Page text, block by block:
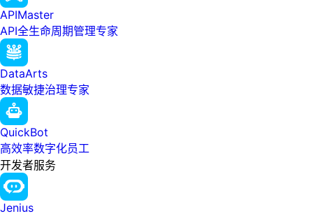
APIMaster
API全生命周期管理专家
DataArts
数据敏捷治理专家
QuickBot
高效率数字化员工
开发者服务
Jenius